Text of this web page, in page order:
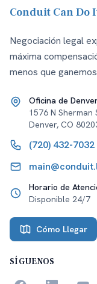
Conduit Can Do
Negociación legal
máxima
menos que
Oficina de Denver
1576 N Sherman
Denver, CO
(720) 432-7032
Horario de
Disponible 24/7
Cómo Llegar
SÍGUENOS